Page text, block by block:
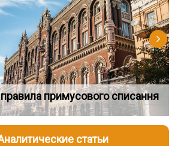
примусового списання
статьи